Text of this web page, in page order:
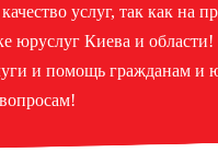
услуг, так как на
юруслуг Киева и
и помощь гражданам и